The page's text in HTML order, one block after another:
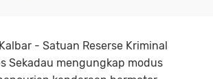
- Satuan Reserse Kriminal
Sekadau mengungkap modus